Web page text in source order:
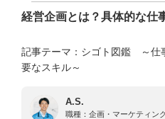
経営企画とは？具体的な仕
記事テーマ：シゴト図鑑 ～仕
要なスキル～
A.S.
職種： 企画・マーケティン